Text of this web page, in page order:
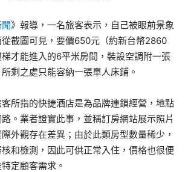
》報導，一名旅客表示，自己被眼前景象
從截圖可見，要價650元（約新台幣2860
才能進入的6平米房間，裝設空調附一張
剩之處只能容納一張單人床鋪。
所指的快捷酒店是為品牌連鎖經營，地點
。業者證實此事，並稱訂房網站展示照片
外觀存在差異；由於此類房型數量稀少，
和檢測，因此可供正常入住，價格也很便
定顧客需求。